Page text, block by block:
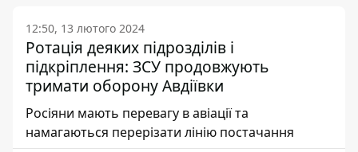
12:50, 13 лютого 2024
Ротація деяких підрозділів і
підкріплення: ЗСУ продовжують
тримати оборону Авдіївки
Росіяни мають перевагу в авіації та
намагаються перерізати лінію постачання